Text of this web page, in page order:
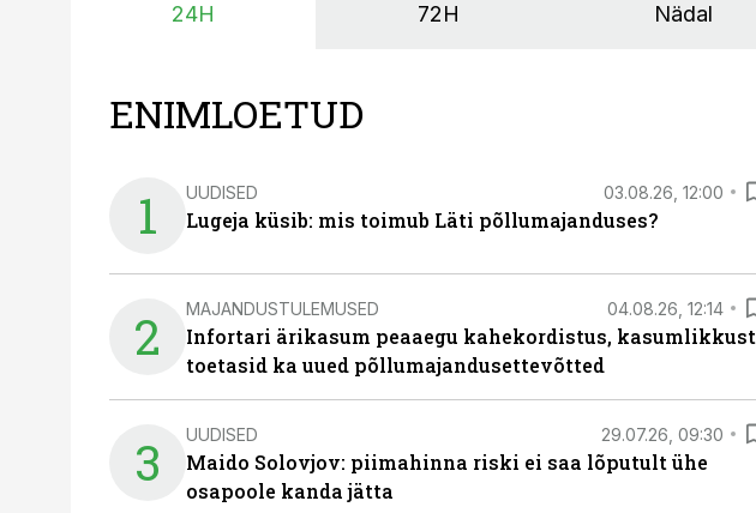
24H 72H Nädal
ENIMLOETUD
1 UUDISED 03.08.26, 12:00
Lugeja küsib: mis toimub Läti põllumajanduses?
2 MAJANDUSTULEMUSED 04.08.26, 12:14
Infortari ärikasum peaaegu kahekordistus, kasumlikkust
toetasid ka uued põllumajandusettevõtted
3 UUDISED 29.07.26, 09:30
Maido Solovjov: piimahinna riski ei saa lõputult ühe
osapoole kanda jätta